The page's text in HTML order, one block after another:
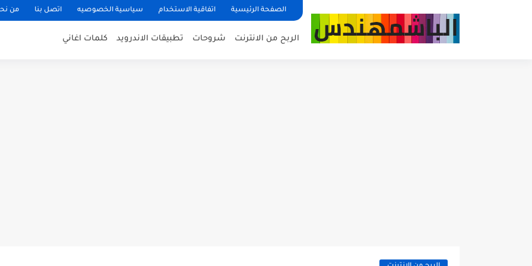
الصفحة الرئيسية اتفاقية الاستخدام سياسية الخصوصيه اتصل بنا من
الربح من الانترنت شروحات تطبيقات الاندرويد كلمات اغاني